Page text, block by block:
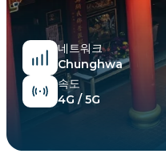
네트워크
Chunghwa
속도
4G / 5G